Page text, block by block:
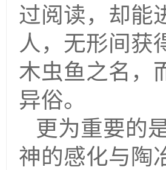
过阅读，却能
人，无形间获
木虫鱼之名，
异俗。
更为重要的
神的感化与陶